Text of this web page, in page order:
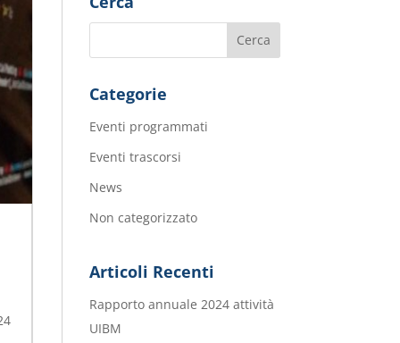
Categorie
Eventi programmati
Eventi trascorsi
News
Non categorizzato
Articoli Recenti
Rapporto annuale 2024 attività
UIBM